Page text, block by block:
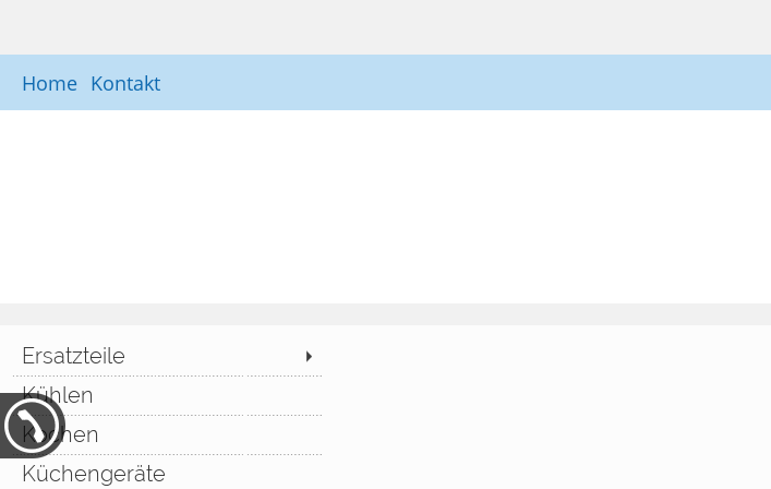
Home Kontakt
Ersatzteile
Kühlen
Kochen
Küchengeräte